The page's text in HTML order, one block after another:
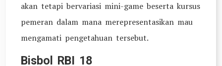
akan tetapi bervariasi mini-game beserta kursus
pemeran dalam mana merepresentasikan mau
mengamati pengetahuan tersebut.
Bisbol RBI 18